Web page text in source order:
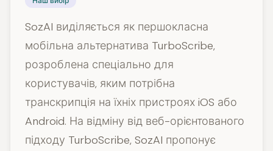
SozAI виділяється як першокласна
мобільна альтернатива TurboScribe,
розроблена спеціально для
користувачів, яким потрібна
транскрипція на їхніх пристроях iOS або
Android. На відміну від веб-орієнтованого
підходу TurboScribe, SozAI пропонує